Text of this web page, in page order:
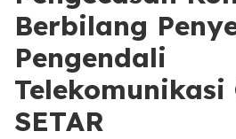
Berbilang
Pengendali
SETAR